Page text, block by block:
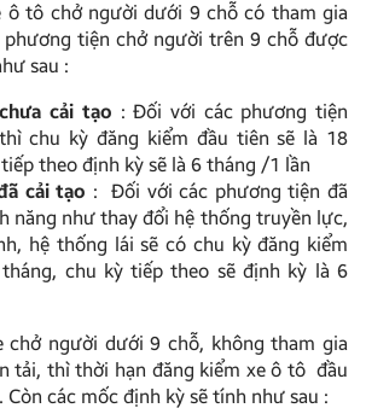
ô tô chở người dưới 9 chỗ có tham gia
phương tiện chở người trên 9 chỗ được
sau :
cải tạo : Đối với các phương tiện
chu kỳ đăng kiểm đầu tiên sẽ là 18
theo định kỳ sẽ là 6 tháng /1 lần
cải tạo : Đối với các phương tiện đã
năng như thay đổi hệ thống truyền lực,
hệ thống lái sẽ có chu kỳ đăng kiểm
chu kỳ tiếp theo sẽ định kỳ là 6
chở người dưới 9 chỗ, không tham gia
tải, thì thời hạn đăng kiểm xe ô tô đầu
Còn các mốc định kỳ sẽ tính như sau :